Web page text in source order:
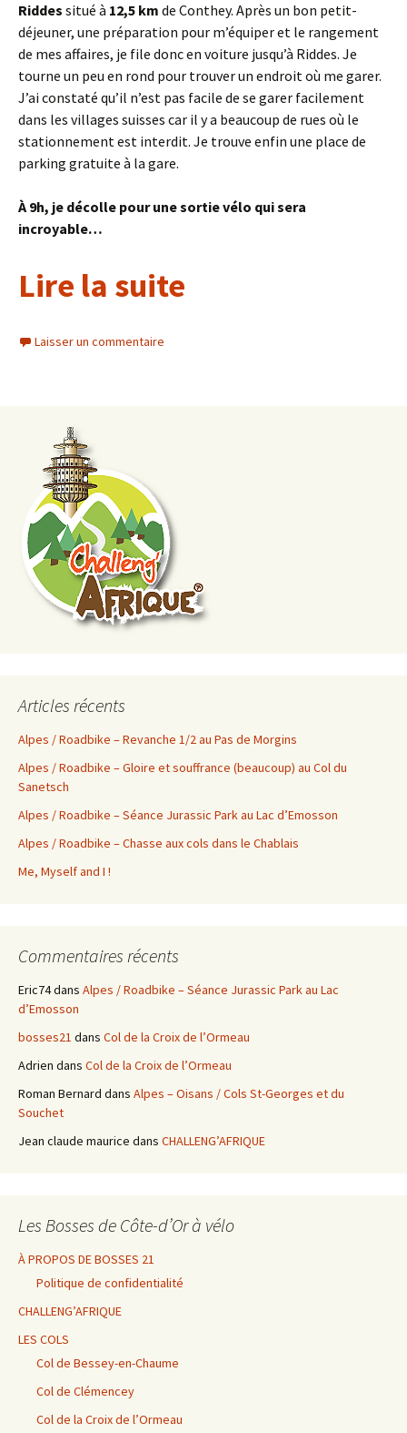
Riddes situé à 12,5 km de Conthey. Après un bon petit-
déjeuner, une préparation pour m’équiper et le rangement
de mes affaires, je file donc en voiture jusqu’à Riddes. Je
tourne un peu en rond pour trouver un endroit où me garer.
J’ai constaté qu’il n’est pas facile de se garer facilement
dans les villages suisses car il y a beaucoup de rues où le
stationnement est interdit. Je trouve enfin une place de
parking gratuite à la gare.
À 9h, je décolle pour une sortie vélo qui sera
incroyable…
Lire la suite
Laisser un commentaire
Articles récents
Alpes / Roadbike – Revanche 1/2 au Pas de Morgins
Alpes / Roadbike – Gloire et souffrance (beaucoup) au Col du
Sanetsch
Alpes / Roadbike – Séance Jurassic Park au Lac d’Emosson
Alpes / Roadbike – Chasse aux cols dans le Chablais
Me, Myself and I !
Commentaires récents
Eric74dans Alpes / Roadbike – Séance Jurassic Park au Lac
d’Emosson
bosses21 dans Col de la Croix de l’Ormeau
Adrien dans Col de la Croix de l’Ormeau
Roman Bernard dans Alpes – Oisans / Cols St-Georges et du
Souchet
Jean claude maurice dans CHALLENG’AFRIQUE
Les Bosses de Côte-d’Or à vélo
À PROPOS DE BOSSES 21
Politique de confidentialité
CHALLENG’AFRIQUE
LES COLS
Col de Bessey-en-Chaume
Col de Clémencey
Col de la Croix de l’Ormeau